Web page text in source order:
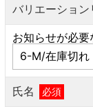
バリエーション
お知らせが必要
氏名 必須